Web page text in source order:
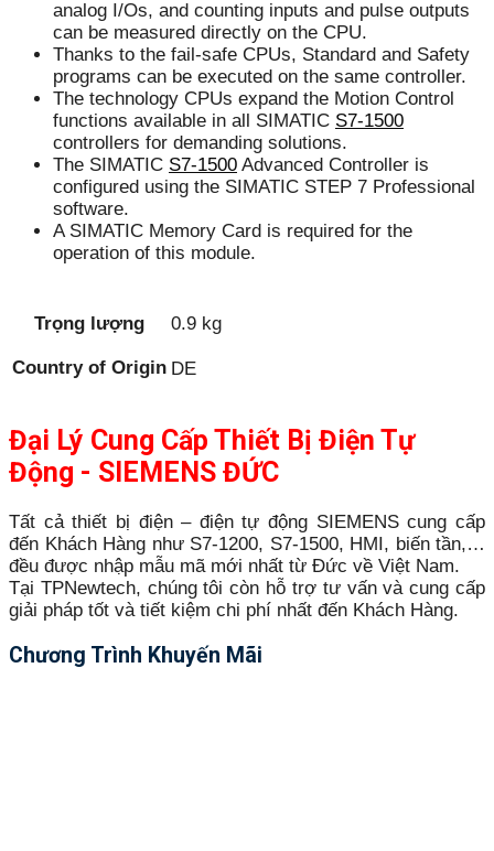
analog I/Os, and counting inputs and pulse outputs
can be measured directly on the CPU.
Thanks to the fail-safe CPUs, Standard and Safety
programs can be executed on the same controller.
The technology CPUs expand the Motion Control
functions available in all SIMATIC S7-1500
controllers for demanding solutions.
The SIMATIC S7-1500 Advanced Controller is
configured using the SIMATIC STEP 7 Professional
software.
A SIMATIC Memory Card is required for the
operation of this module.
Trọng lượng 0.9 kg
Country of Origin DE
Đại Lý Cung Cấp Thiết Bị Điện Tự
Động - SIEMENS ĐỨC
Tất cả thiết bị điện – điện tự động SIEMENS cung cấp
đến Khách Hàng như S7-1200, S7-1500, HMI, biến tần,…
đều được nhập mẫu mã mới nhất từ Đức về Việt Nam.
Tại TPNewtech, chúng tôi còn hỗ trợ tư vấn và cung cấp
giải pháp tốt và tiết kiệm chi phí nhất đến Khách Hàng.
Chương Trình Khuyến Mãi